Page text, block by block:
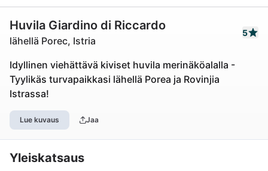
Huvila Giardino di Riccardo
lähellä Porec, Istria
5
Idyllinen viehättävä kiviset huvila merinäköalalla -
Tyylikäs turvapaikkasi lähellä Porea ja Rovinjia
Istrassa!
Lue kuvaus Jaa
Yleiskatsaus